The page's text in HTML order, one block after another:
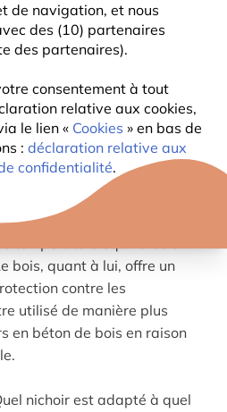
de navigation, et nous
des (10) partenaires
des partenaires).
consentement à tout
relative aux cookies,
le lien « Cookies » en bas de
: déclaration relative aux
confidentialité.
? En raison de
et d'autres facteurs, il y a
vous pouvez « rendre »
des nichoirs et des
en bois et en béton de bois.
matériau durable qui peut
années dans le
bois, quant à lui, offre un
contre les
utilisé de manière plus
en béton de bois en raison
nichoir est adapté à quel